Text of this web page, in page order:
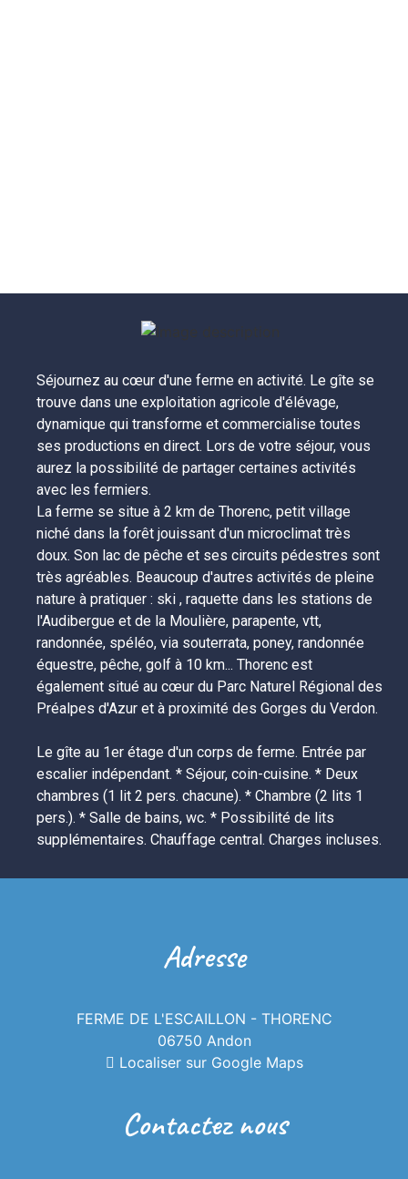
Séjournez au cœur d'une ferme en activité. Le gîte se
trouve dans une exploitation agricole d'élévage,
dynamique qui transforme et commercialise toutes
ses productions en direct. Lors de votre séjour, vous
aurez la possibilité de partager certaines activités
avec les fermiers.
La ferme se situe à 2 km de Thorenc, petit village
niché dans la forêt jouissant d'un microclimat très
doux. Son lac de pêche et ses circuits pédestres sont
très agréables. Beaucoup d'autres activités de pleine
nature à pratiquer : ski , raquette dans les stations de
l'Audibergue et de la Moulière, parapente, vtt,
randonnée, spéléo, via souterrata, poney, randonnée
équestre, pêche, golf à 10 km... Thorenc est
également situé au cœur du Parc Naturel Régional des
Préalpes d'Azur et à proximité des Gorges du Verdon.
Le gîte au 1er étage d'un corps de ferme. Entrée par
escalier indépendant. * Séjour, coin-cuisine. * Deux
chambres (1 lit 2 pers. chacune). * Chambre (2 lits 1
pers.). * Salle de bains, wc. * Possibilité de lits
Adresse
FERME DE L'ESCAILLON - THORENC
06750 Andon
Localiser sur Google Maps
Contactez nous